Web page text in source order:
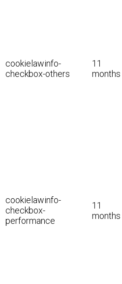
cookielawinfo-
checkbox-others
11
months
cookielawinfo-
checkbox-
performance
11
months